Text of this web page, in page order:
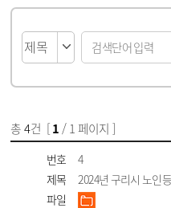
총4건 [1 / 1 페이지 ]
번호
4
제목
2024년 구리시 노인
파일